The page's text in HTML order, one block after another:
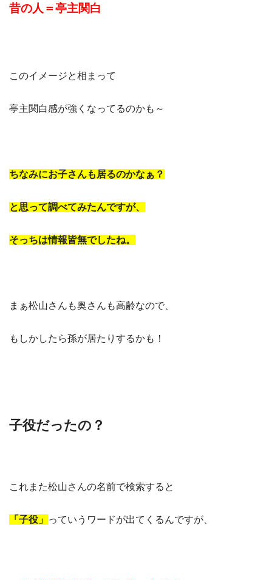
昔の人＝亭主関白
このイメージと相まって
亭主関白感が強くなってるのかも～
ちなみにお子さんも居るのかなぁ？
と思って調べてみたんですが、
そっちは情報皆無でしたね。
まぁ松山さんも奥さんも高齢なので、
もしかしたら孫が居たりするかも！
子役だったの？
これまた松山さんの名前で検索すると
「子役」 っていうワードが出てくるんですが、